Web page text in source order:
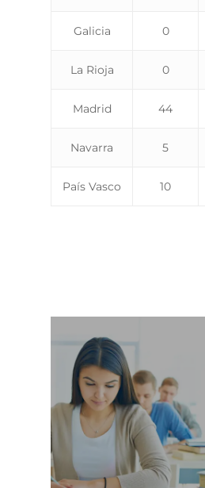
Galicia 0
La Rioja 0
Madrid 44
Navarra 5
País Vasco 10